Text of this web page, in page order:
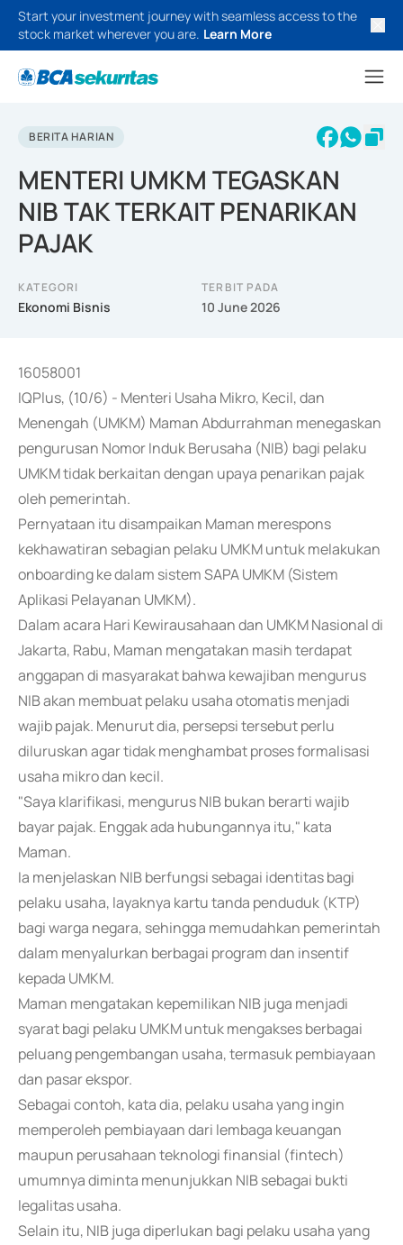
Start your investment journey with seamless access to the
stock market wherever you are. Learn More
BERITA HARIAN
MENTERI UMKM TEGASKAN
NIB TAK TERKAIT PENARIKAN
PAJAK
KATEGORI
Ekonomi Bisnis
TERBIT PADA
10 June 2026
16058001
IQPlus, (10/6) - Menteri Usaha Mikro, Kecil, dan
Menengah (UMKM) Maman Abdurrahman menegaskan
pengurusan Nomor Induk Berusaha (NIB) bagi pelaku
UMKM tidak berkaitan dengan upaya penarikan pajak
oleh pemerintah.
Pernyataan itu disampaikan Maman merespons
kekhawatiran sebagian pelaku UMKM untuk melakukan
onboarding ke dalam sistem SAPA UMKM (Sistem
Aplikasi Pelayanan UMKM).
Dalam acara Hari Kewirausahaan dan UMKM Nasional di
Jakarta, Rabu, Maman mengatakan masih terdapat
anggapan di masyarakat bahwa kewajiban mengurus
NIB akan membuat pelaku usaha otomatis menjadi
wajib pajak. Menurut dia, persepsi tersebut perlu
diluruskan agar tidak menghambat proses formalisasi
usaha mikro dan kecil.
"Saya klarifikasi, mengurus NIB bukan berarti wajib
bayar pajak. Enggak ada hubungannya itu," kata
Maman.
Ia menjelaskan NIB berfungsi sebagai identitas bagi
pelaku usaha, layaknya kartu tanda penduduk (KTP)
bagi warga negara, sehingga memudahkan pemerintah
dalam menyalurkan berbagai program dan insentif
kepada UMKM.
Maman mengatakan kepemilikan NIB juga menjadi
syarat bagi pelaku UMKM untuk mengakses berbagai
peluang pengembangan usaha, termasuk pembiayaan
dan pasar ekspor.
Sebagai contoh, kata dia, pelaku usaha yang ingin
memperoleh pembiayaan dari lembaga keuangan
maupun perusahaan teknologi finansial (fintech)
umumnya diminta menunjukkan NIB sebagai bukti
legalitas usaha.
Selain itu, NIB juga diperlukan bagi pelaku usaha yang